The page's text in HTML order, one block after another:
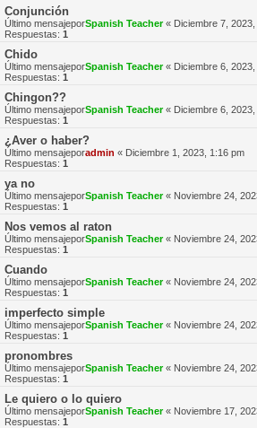
Conjunción
Último mensajeporSpanish Teacher« Diciembre 7,
Respuestas: 1
Chido
Último mensajeporSpanish Teacher« Diciembre 6,
Respuestas: 1
Chingon??
Último mensajeporSpanish Teacher« Diciembre 6,
Respuestas: 1
¿Aver o haber?
Último mensajeporadmin « Diciembre 1, 2023, 1:16 pm
Respuestas: 1
ya no
Último mensajeporSpanish Teacher« Noviembre 24,
Respuestas: 1
Nos vemos al raton
Último mensajeporSpanish Teacher« Noviembre 24,
Respuestas: 1
Cuando
Último mensajeporSpanish Teacher« Noviembre 24,
Respuestas: 1
imperfecto simple
Último mensajeporSpanish Teacher« Noviembre 24,
Respuestas: 1
pronombres
Último mensajeporSpanish Teacher« Noviembre 24,
Respuestas: 1
Le quiero o lo quiero
Último mensajeporSpanish Teacher« Noviembre 17,
Respuestas: 1